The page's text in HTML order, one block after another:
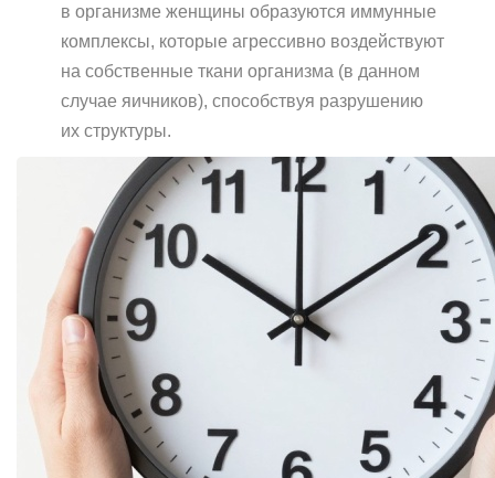
в организме женщины образуются иммунные
комплексы, которые агрессивно воздействуют
на собственные ткани организма (в данном
случае яичников), способствуя разрушению
их структуры.